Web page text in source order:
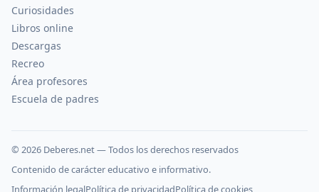
Curiosidades
Libros online
Descargas
Recreo
Área profesores
Escuela de padres
© 2026 Deberes.net — Todos los derechos reservados
Contenido de carácter educativo e informativo.
Información legalPolítica de privacidadPolítica de cookies